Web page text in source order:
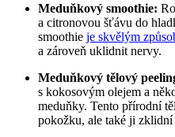
Meduňkový smoothie:
a citronovou šťávu do
smoothie je skvělým
a zároveň uklidnit nervy.
Meduňkový tělový
s kokosovým olejem a
meduňky. Tento přírodní
pokožku, ale také ji zklidní